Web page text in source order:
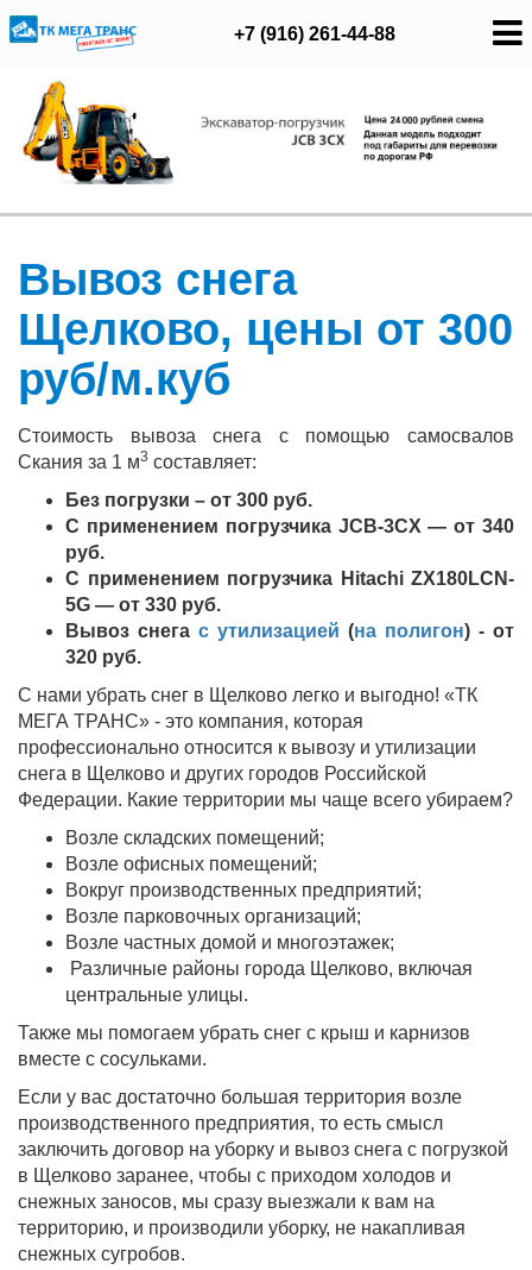
+7 (916) 261-44-88
Вывоз снега
Щелково, цены от 300
руб/м.куб
Стоимость вывоза снега с помощью самосвалов
Скания за 1 м3 составляет:
Без погрузки – от 300 руб.
С применением погрузчика JCB-3CX — от 340
руб.
С применением погрузчика Hitachi ZX180LCN-
5G — от 330 руб.
Вывоз снега с утилизацией (на полигон) - от
320 руб.
С нами убрать снег в Щелково легко и выгодно! «ТК
МЕГА ТРАНС» - это компания, которая
профессионально относится к вывозу и утилизации
снега в Щелково и других городов Российской
Федерации. Какие территории мы чаще всего убираем?
Возле складских помещений;
Возле офисных помещений;
Вокруг производственных предприятий;
Возле парковочных организаций;
Возле частных домой и многоэтажек;
Различные районы города Щелково, включая
центральные улицы.
Также мы помогаем убрать снег с крыш и карнизов
вместе с сосульками.
Если у вас достаточно большая территория возле
производственного предприятия, то есть смысл
заключить договор на уборку и вывоз снега с погрузкой
в Щелково заранее, чтобы с приходом холодов и
снежных заносов, мы сразу выезжали к вам на
территорию, и производили уборку, не накапливая
снежных сугробов.